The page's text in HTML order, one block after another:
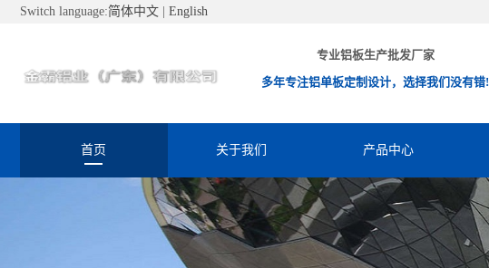
Switch language:简体中文 English
专业铝板生产批发厂家
多年专注铝单板定制设计，选择我们没有错!
首页 关于我们 产品中心